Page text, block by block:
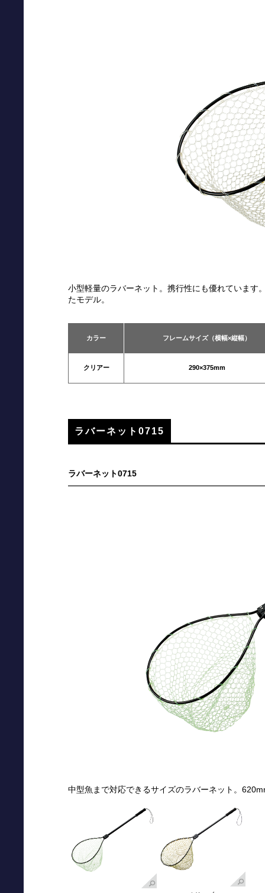
小型軽量のラバーネット。携行性にも優れています
たモデル。
カラー フレームサイズ（横幅×縦幅）
クリアー 290×375mm
ラバーネット0715
ラバーネット0715
中型魚まで対応できるサイズのラバーネット。